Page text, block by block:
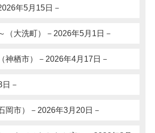
年5月15日－
（大洗町）－2026年5月1日－
神栖市）－2026年4月17日－
－
岡市）－2026年3月20日－